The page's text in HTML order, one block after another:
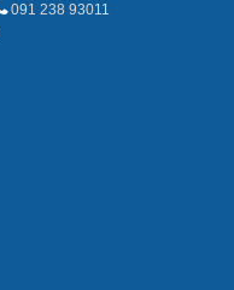
091 238 93011